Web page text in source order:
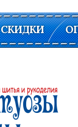
СКИДКИ